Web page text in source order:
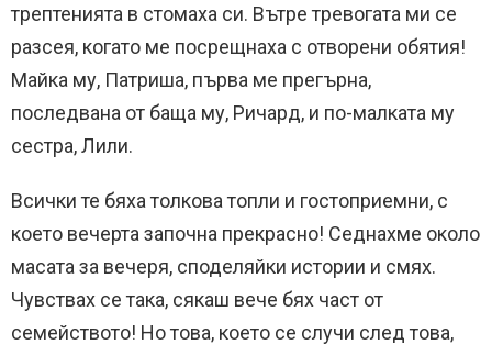
трептенията в стомаха си. Вътре тревогата ми се
разсея, когато ме посрещнаха с отворени обятия!
Майка му, Патриша, първа ме прегърна,
последвана от баща му, Ричард, и по-малката му
сестра, Лили.
Всички те бяха толкова топли и гостоприемни, с
което вечерта започна прекрасно! Седнахме около
масата за вечеря, споделяйки истории и смях.
Чувствах се така, сякаш вече бях част от
семейството! Но това, което се случи след това,